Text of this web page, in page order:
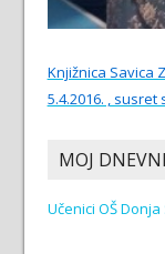
Knjižnica Savica
5.4.2016. ,
MOJ